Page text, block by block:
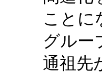
ことに
グルー
通祖先